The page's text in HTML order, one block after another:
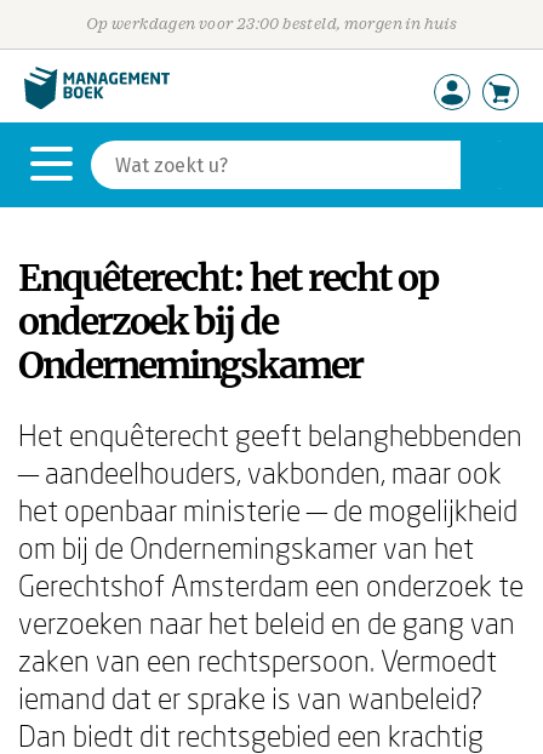
Op werkdagen voor 23:00 besteld, morgen in huis
Enquêterecht: het recht op
onderzoek bij de
Ondernemingskamer
Het enquêterecht geeft belanghebbenden
— aandeelhouders, vakbonden, maar ook
het openbaar ministerie — de mogelijkheid
om bij de Ondernemingskamer van het
Gerechtshof Amsterdam een onderzoek te
verzoeken naar het beleid en de gang van
zaken van een rechtspersoon. Vermoedt
iemand dat er sprake is van wanbeleid?
Dan biedt dit rechtsgebied een krachtig